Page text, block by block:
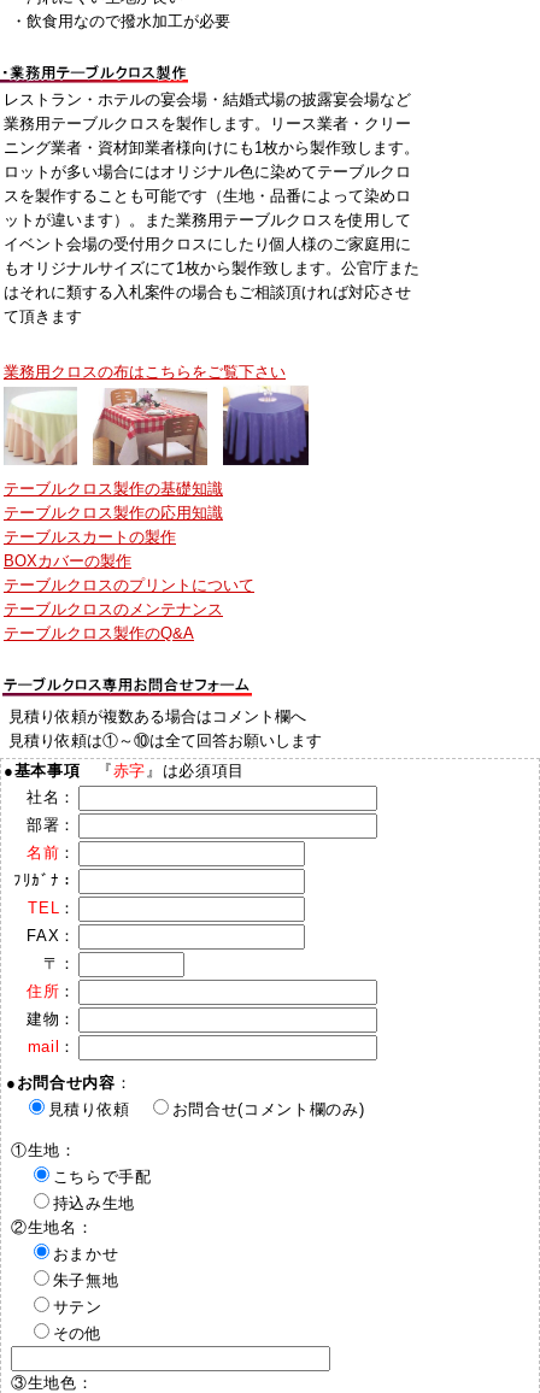
・飲食用なので撥水加工が必要
レストラン・ホテルの宴会場・結婚式場の披露宴会場など
業務用テーブルクロスを製作します。リース業者・クリー
ニング業者・資材卸業者様向けにも1枚から製作致します。
ロットが多い場合にはオリジナル色に染めてテーブルクロ
スを製作することも可能です（生地・品番によって染めロ
ットが違います）。また業務用テーブルクロスを使用して
イベント会場の受付用クロスにしたり個人様のご家庭用に
もオリジナルサイズにて1枚から製作致します。公官庁また
はそれに類する入札案件の場合もご相談頂ければ対応させ
て頂きます
業務用クロスの布はこちらをご覧下さい
テーブルクロス製作の基礎知識
テーブルクロス製作の応用知識
テーブルスカートの製作
BOXカバーの製作
テーブルクロスのプリントについて
テーブルクロスのメンテナンス
テーブルクロス製作のQ&A
見積り依頼が複数ある場合はコメント欄へ
見積り依頼は①～⑩は全て回答お願いします
●基本事項 『赤字』は必須項目
社名：
部署：
名前 ：
ﾌﾘｶﾞﾅ：
TEL ：
FAX：
〒：
住所 ：
建物：
mail
：
● お問合せ内容 ：
見積り依頼
お問合せ(コメント欄のみ)
①生地：
こちらで手配
持込み生地
②生地名：
おまかせ
朱子無地
サテン
その他
③生地色：